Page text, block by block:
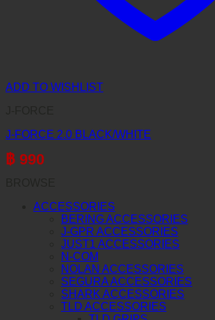
ADD TO WISHLIST
J-FORCE 2.0 BLACK/WHITE
฿ 990
ACCESSORIES
BERING ACCESSORIES
J-GPR ACCESSORIES
JUST1 ACCESSORIES
N-COM
NOLAN ACCESSORIES
SEGURA ACCESSORIES
SHARK ACCESSORIES
TLD ACCESSORIES